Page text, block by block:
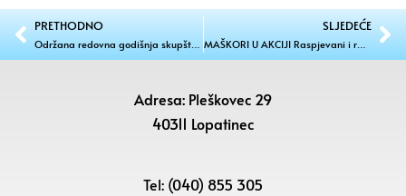
PRETHODNO
Održana redovna godišnja skupština DVD-a Mali Mihaljevec: ‘Maksimalno smo angažirani na polju protupožarne preventive’
SLJEDEĆE
MAŠKORI U AKCIJI Raspjevani i rasplesani jurjevski fašnik
Adresa: Pleškovec 29
40311 Lopatinec
Tel: (040) 855 305